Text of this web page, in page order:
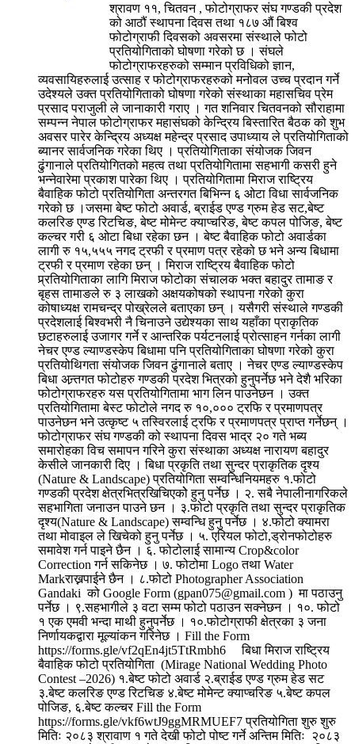
श्रावण ११, चितवन , फोटोग्राफर संघ गण्डकी प्रदेश
को आठौं स्थापना दिवस तथा १८७ औं बिश्व
फोटोग्राफी दिवसको अवसरमा संस्थाले फोटो
प्रतियोगिताको घोषणा गरेको छ । संघले
फोटोग्राफरहरुको सम्मान प्रविधिको ज्ञान,
व्यवसायिहरुलाई उत्साह र फोटोग्राफरहरुको मनोवल उच्च प्रदान गर्ने
उदेश्यले उक्त प्रतियोगिताको घोषणा गरेको संस्थाका महासचिव प्रेम
प्रसाद पराजुली ले जानाकारी गराए । गत शनिवार चितवनको सौराहामा
सम्पन्न नेपाल फोटोग्राफर महासंघको केन्द्रिय बिस्तारित बैठक को शुभ
अवसर पारेर केन्द्रिय अध्यक्ष महेन्द्र प्रसाद उपाध्याय ले प्रतियोगिताको
ब्यानर सार्वजनिक गरेका थिए । प्रतियोगिताका संयोजक जिवन
ढुंगानाले प्रतियोगितको महत्व तथा प्रतियोगितामा सहभागी कसरी हुने
भन्नेवारेमा प्रकाश पारेका थिए । प्रतियोगितामा मिराज राष्ट्रिय
बैवाहिक फोटो प्रतियोगिता अन्तरगत बिभिन्न ६ ओटा विधा सार्वजनिक
गरेको छ ।जसमा बेष्ट फोटो अवार्ड, ब्राईड एण्ड ग्रुम हेड सट,बेष्ट
कलरिङ एण्ड रिटचिङ, बेष्ट मोमेन्ट क्याप्चरिङ, बेष्ट कपल पोजिङ, बेष्ट
कल्चर गरी ६ ओटा बिधा रहेका छन । बेष्ट बैवाहिक फोटो अवार्डका
लागी रु १५,५५५ नगद ट्रफी र प्रमाण पत्र रहेको छ भने अन्य बिधामा
ट्रफी र प्रमाण रहेका छन् । मिराज राष्ट्रिय बैवाहिक फोटो
प्र्रतियोगिताका लागि मिराज फोटोका संचालक भक्त बहादुर तामाङ र
बृहस तामाङले रु ३ लाखको अक्षयकोषको स्थापना गरेको कुरा
कोषाध्यक्ष रामचन्द्र पोख्रेलले बताएका छन् । यसैगरी संस्थाले गण्डकी
प्रदेशलाई बिश्वभरी नै चिनाउने उद्येश्यका साथ यहाँका प्राकृतिक
छटाहरुलाई उजागर गर्ने र आन्तरिक पर्यटनलाई प्रोत्साहन गर्नका लागी
नेचर एण्ड ल्याण्डस्केप बिधामा पनि प्रतियोगिताका घोषणा गरेको कुरा
प्रतियोथिगता संयोजक जिवन ढुंगानाले बताए । नेचर एण्ड ल्याण्डस्केप
बिधा अन्र्तगत फोटोहरु गण्डकी प्रदेश भित्रको हुनुपर्नेछ भने देशै भरिका
फोटोग्राफरहरु यस प्रतियोगितामा भाग लिन पाउनेछन । उक्त
प्रतियोगितामा बेस्ट फोटोले नगद रु १०,००० ट्रफि र प्रमाणपत्र
पाउनेछन भने उत्कृष्ट ५ तस्विरलाई ट्रफि र प्रमाणपत्र प्राप्त गर्नेछन् ।
फोटोग्राफर संघ गण्डकी को स्थापना दिवस भाद्र २० गते भब्य
समारोहका विच समापन गरिने कुरा संस्थाका अध्यक्ष नारायण बहादुर
केसीले जानकारी दिए । बिधा प्रकृति तथा सुन्दर प्राकृतिक दृश्य
(Nature & Landscape) प्रतियोगिता सम्वन्धिनियमहरु १.फोटो
गण्डकी प्रदेश क्षेत्रभित्रखिचिएकोे हुनु पर्नेछ । २. सबै नेपालीनागरिकले
सहभागिता जनाउन पाउने छन । ३.फोटो प्रकृति तथा सुन्दर प्राकृतिक
दृश्य(Nature & Landscape) सम्वन्धि हुनु पर्नेछ । ४.फोटो क्यामरा
तथा मोवाइल ले खिचेको हुनु पर्नेछ । ५. एरियल फोटो,ड्रोनफोटोहरु
समावेश गर्न पाइने छैन । ६. फोटोलाई सामान्य Crop&color
Correction गर्न सकिनेछ । ७. फोटोमा Logo तथा Water
Markराख्नपाईने छैन । ८.फोटो Photographer Association
Gandaki को Google Form (gpan075@gmail.com ) मा पठाउनु
पर्नेछ । ९.सहभागीले ३ वटा सम्म फोटो पठाउन सक्नेछन । १०. फोटो
१ एक एमवी भन्दा माथी हुनुपर्नेछ । १०.फोटोग्राफी क्षेत्रका ३ जना
निर्णायकद्वारा मूल्यांकन गरिनेछ । Fill the Form
https://forms.gle/vf2qEn4jt5TtRmbh6 बिधा मिराज राष्ट्रिय
बैवाहिक फोटो प्रतियोगिता (Mirage National Wedding Photo
Contest –2026) १.बेष्ट फोटो अवार्ड २.ब्राईड एण्ड ग्रुम हेड सट
३.बेष्ट कलरिङ एण्ड रिटचिङ ४.बेष्ट मोमेन्ट क्याप्चरिङ ५.बेष्ट कपल
पोजिङ, ६.बेष्ट कल्चर Fill the Form
https://forms.gle/vkf6wtJ9ggMRMUEF7 प्रतियोगिता शुरु शुरु
मितिः २०८३ श्रावाण १ गते देखी फोटो पोष्ट गर्ने अन्तिम मितिः २०८३